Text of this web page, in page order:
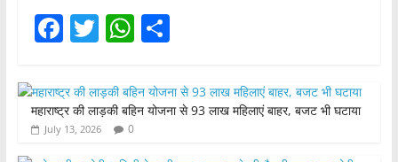
F
c
e
b
T
itt
er
W
at
s
A
S
ar
e
महाराष्ट्र की लाड़की बहिन योजना से 93 लाख महिलाएं बाहर, बजट भी घटाया
July 13, 2026 0